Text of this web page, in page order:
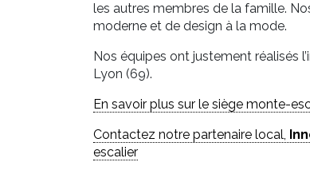
les autres membres de la famille.
moderne et de design à la mode.
Nos équipes ont justement réalisés
Lyon (69).
En savoir plus sur le siège monte-
Contactez notre partenaire local,
escalier